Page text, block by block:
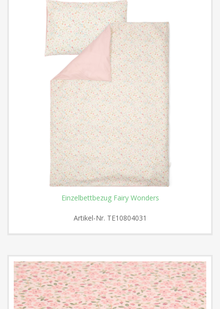
Einzelbettbezug Fairy Wonders
Artikel-Nr. TE10804031